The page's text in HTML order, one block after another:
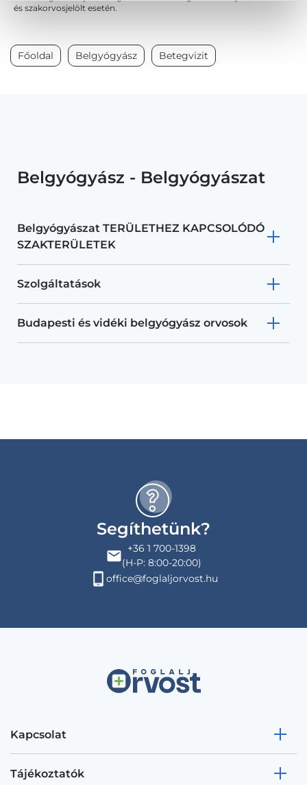
és szakorvosjelölt esetén.
Főoldal Belgyógyász Betegvizit
Belgyógyász - Belgyógyászat
Belgyógyászat TERÜLETHEZ KAPCSOLÓDÓ
SZAKTERÜLETEK
Szolgáltatások
Budapesti és vidéki belgyógyász orvosok
Segíthetünk?
+36 1 700-1398
(H-P: 8:00-20:00)
office@foglaljorvost.hu
Kapcsolat
Tájékoztatók